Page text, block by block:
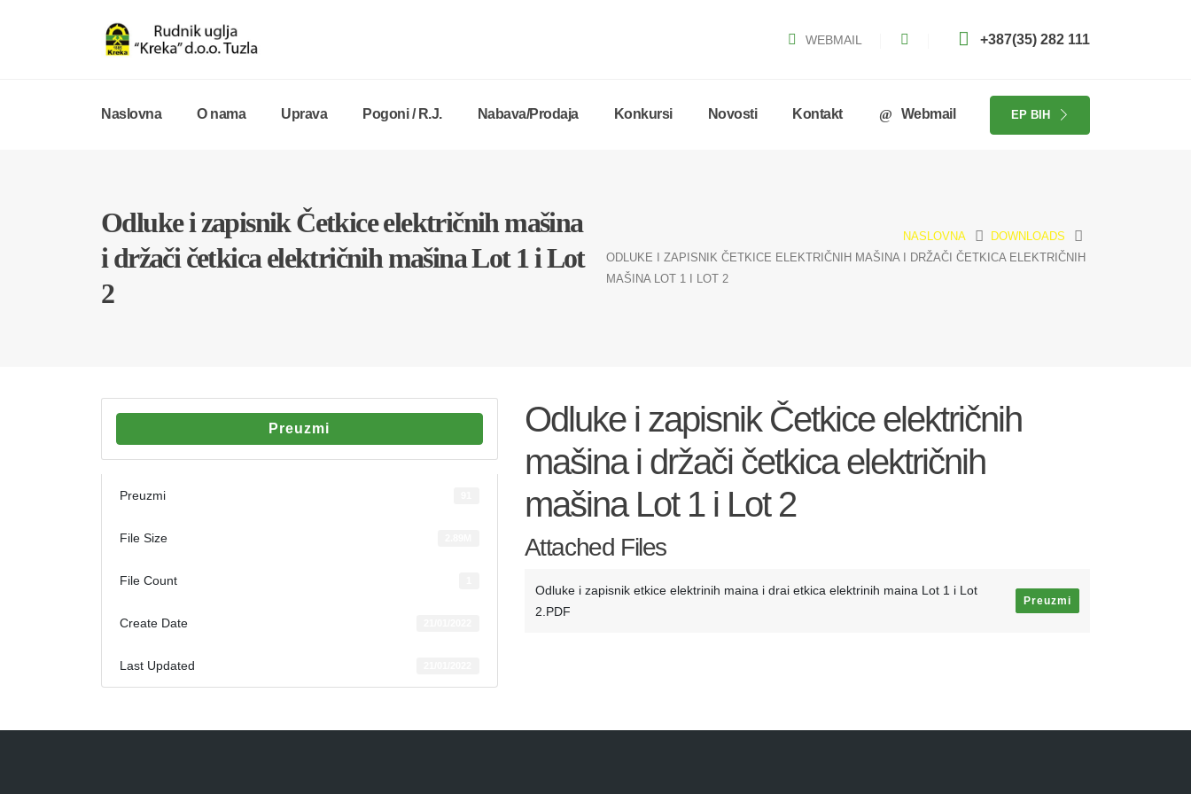
WEBMAIL +387(35) 282 111
Naslovna O nama Uprava Pogoni / R.J. Nabava/Prodaja Konkursi Novosti Kontakt Webmail EP BIH
Odluke i zapisnik Četkice električnih mašina
i držači četkica električnih mašina Lot 1 i Lot
2
NASLOVNA
DOWNLOADS
ODLUKE I ZAPISNIK ČETKICE ELEKTRIČNIH MAŠINA I DRŽAČI ČETKICA ELEKTRIČNIH
MAŠINA LOT 1 I LOT 2
Preuzmi
Preuzmi
File Size
File Count
Create Date
Last Updated
Odluke i zapisnik Četkice električnih
mašina i držači četkica električnih
mašina Lot 1 i Lot 2
Attached Files
Odluke i zapisnik etkice elektrinih maina i drai etkica elektrinih maina Lot 1 i Lot
2.PDF
Preuzmi